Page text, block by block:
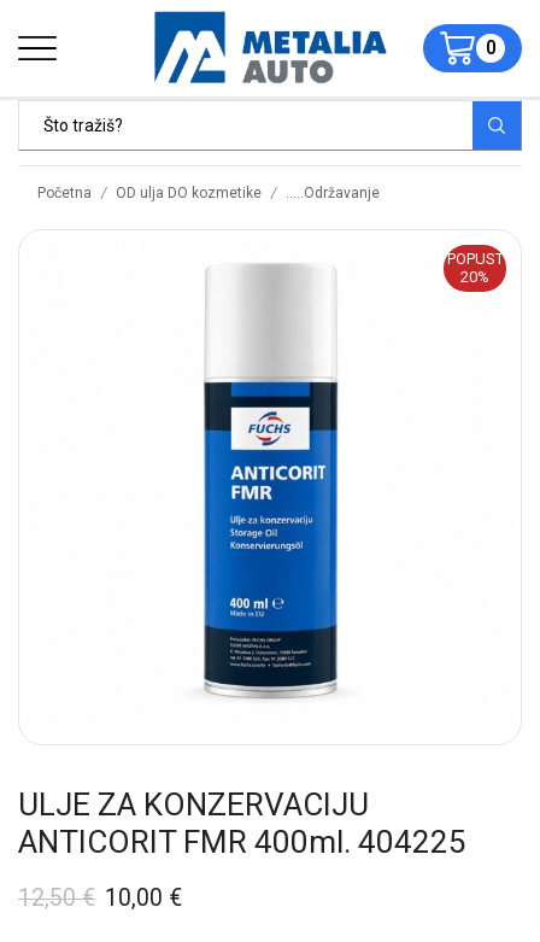
0
Početna / OD ulja DO kozmetike / .....Održavanje
POPUST
20%
ULJE ZA KONZERVACIJU
ANTICORIT FMR 400ml. 404225
12,50€ 10,00 €